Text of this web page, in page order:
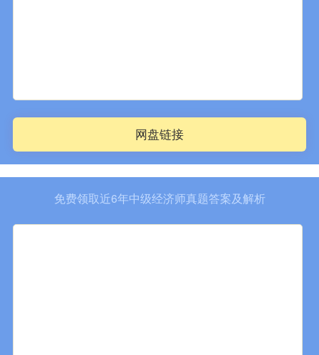
网盘链接
免费领取近6年中级经济师真题答案及解析